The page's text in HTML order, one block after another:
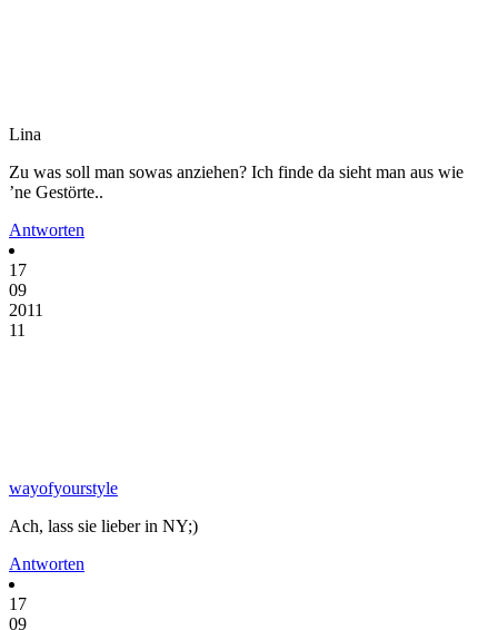
Lina
Zu was soll man sowas anziehen? Ich finde da sieht man aus wie
’ne Gestörte..
Antworten
17
09
2011
11
wayofyourstyle
Ach, lass sie lieber in NY;)
Antworten
17
09